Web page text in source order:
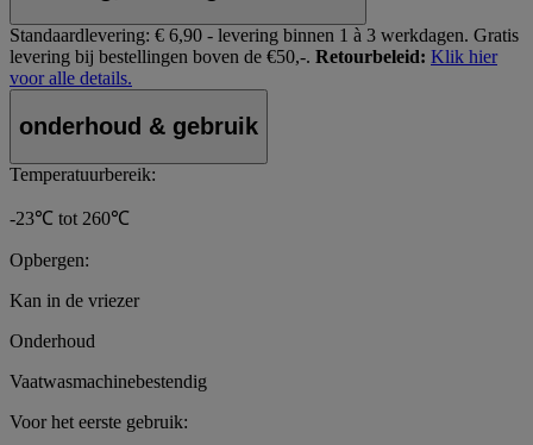
Standaardlevering: € 6,90 - levering binnen 1 à 3 werkdagen. Gratis
levering bij bestellingen boven de €50,-. Retourbeleid: Klik hier
voor alle details.
onderhoud & gebruik
Temperatuurbereik:
-23℃ tot 260℃
Opbergen:
Kan in de vriezer
Onderhoud
Vaatwasmachinebestendig
Voor het eerste gebruik: